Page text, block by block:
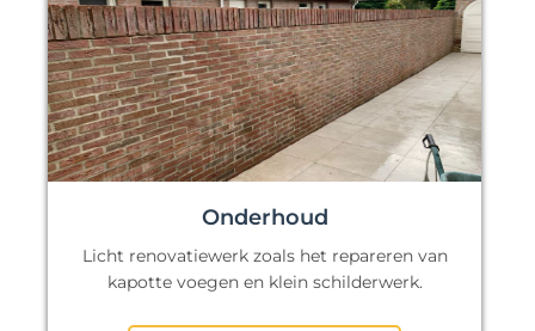
Onderhoud
Licht renovatiewerk zoals het repareren van
kapotte voegen en klein schilderwerk.